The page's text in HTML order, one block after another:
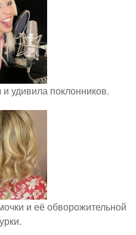
удивила поклонников.
и её обворожительной